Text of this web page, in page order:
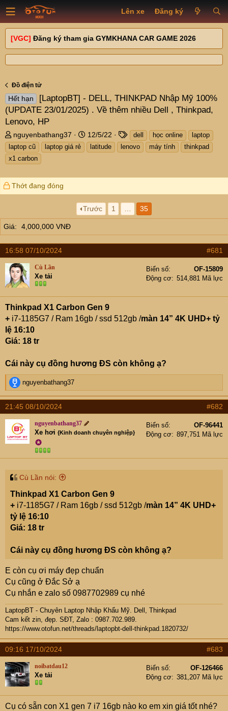
Lên xe Đăng ký
[VGC] Đăng ký tham gia GYMKHANA CAR GAME 2026
Đồ điện tử
Hết hạn
[LaptopBT] - DELL, THINKPAD Nhập Mỹ 100%
(UPDATE 23/01/2025) . Về thêm nhiều Dell , Thinkpad,
Lenovo, HP
T
h
r
e
d
r
t
r
nguyenbathang37
N
g
à
12/5/22
T
a
g
dell học online
laptop
laptop cũ
laptop giá rẻ latitude lenovo máy tính
thinkpad
x1 carbon
Thớt đang đóng
Trước 1 35
Giá 4,000,000 VNĐ
16:58 07/10/2024 #681
Cù Lần
Xe tải
Biển số
OF-15809
Động cơ
514,881 Mã lực
Thinkpad X1 Carbon Gen 9
+ i7-1185G7 / Ram 16gb / ssd 512gb /màn 14” 4K UHD+ tỷ
lệ 16:10
Giá: 18 tr
Cái này cụ đồng hương ĐS còn không ạ?
R
e
a
c
t
i
o
n
nguyenbathang37
21:45 08/10/2024 #682
nguyenbathang37
Xe hơi {Kinh doanh chuyên nghiệp}
✪
Biển số
OF-96441
Động cơ
897,751 Mã lực
Cù Lần nói:
Thinkpad X1 Carbon Gen 9
+ i7-1185G7 / Ram 16gb / ssd 512gb /màn 14” 4K UHD+
tỷ lệ 16:10
Giá: 18 tr
Cái này cụ đồng hương ĐS còn không ạ?
E còn cụ ơi máy đẹp chuẩn
Cụ cũng ở Đắc Sở ạ
Cụ nhắn e zalo số 0987702989 cụ nhé
LaptopBT - Chuyên Laptop Nhập Khẩu Mỹ. Dell, Thinkpad
Cam kết zin, đẹp. SĐT, Zalo : 0987.702.989.
https://www.otofun.net/threads/laptopbt-dell-thinkpad.1820732/
09:16 17/10/2024 #683
noibatdau12
Xe tải
Biển số
OF-126466
Động cơ
381,207 Mã lực
Cụ có sẵn con X1 gen 7 i7 16gb nào ko em xin giá tốt nhé?